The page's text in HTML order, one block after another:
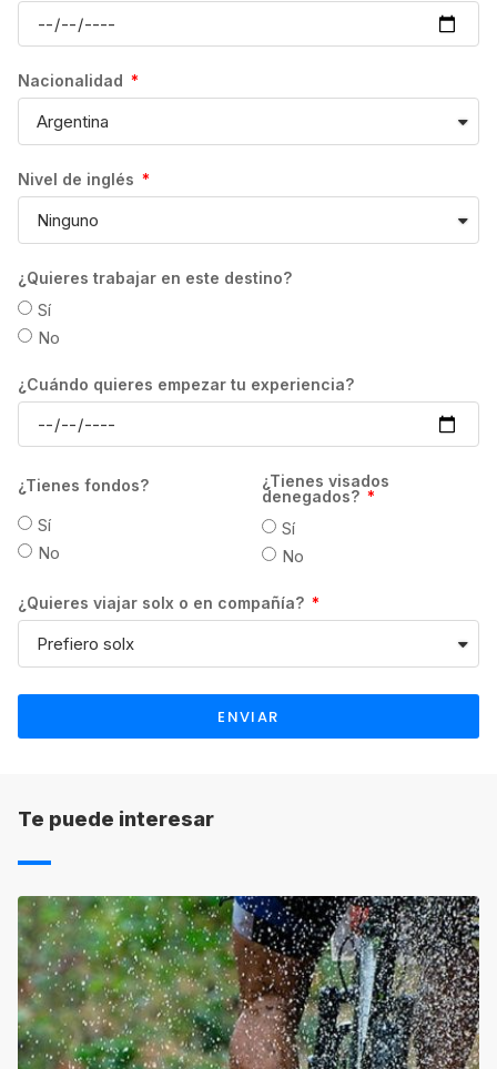
todo caso, de la escuela en cuestión; así
Estas podrán variar en función del número
de semanas contratadas, así como del perfil
de cada estudiante.
En todo caso, la devolución se efectuará en
que se realice la transferencia. Los gastos
estudiante.
GrowPro Experience no se hace
responsable, en ningún caso, de la
devolución del importe ya pagado por el
estudiante, si la escuela determina retener el
gestión atendiendo a sus propias
condiciones. Asimismo, el plazo de
devolución será también el indicado por
cada una de las escuelas.
PLANES DE PAGO EN CANADÁ:Es
fraccionar el pago.
Nacionalidad
Nivel de inglés
¿Quieres trabajar en este destino?
Sí
No
¿Cuándo quieres empezar tu experiencia?
¿Tienes fondos?
Sí
No
¿Tienes visados
denegados?
Sí
No
¿Quieres viajar solx o en compañía?
ENVIAR
Te puede interesar